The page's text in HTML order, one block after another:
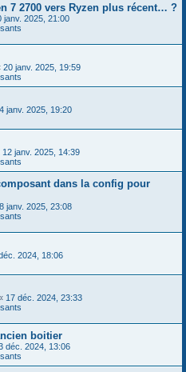
7 2700 vers Ryzen plus récent… ?
janv. 2025, 21:00
20 janv. 2025, 19:59
janv. 2025, 19:20
12 janv. 2025, 14:39
dans la config pour
janv. 2025, 23:08
2024, 18:06
17 déc. 2024, 23:33
boitier
déc. 2024, 13:06